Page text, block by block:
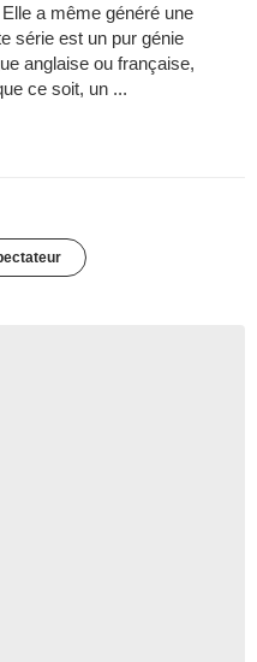
a même généré une
série est un pur génie
anglaise ou française,
ce soit, un ...